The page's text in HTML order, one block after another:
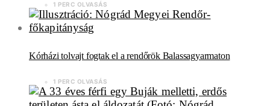
1 PERC OLVASÁS
Kórházi tolvajt fogtak el a rendőrök Balassagyarmaton
1 PERC OLVASÁS